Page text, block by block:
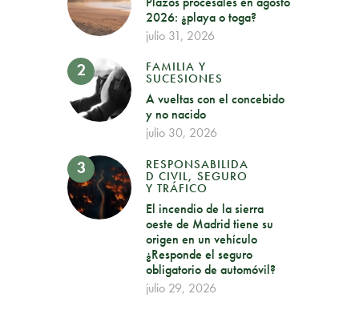
2026: ¿playa o toga?
julio 31, 2026
FAMILIA Y
SUCESIONES
A vueltas con el concebido
y no nacido
julio 30, 2026
RESPONSABILIDA
D CIVIL, SEGURO
Y TRÁFICO
El incendio de la sierra
oeste de Madrid tiene su
origen en un vehículo
¿Responde el seguro
obligatorio de automóvil?
julio 29, 2026